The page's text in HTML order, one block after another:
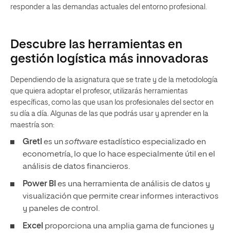
responder a las demandas actuales del entorno profesional.
Descubre las herramientas en
gestión logística más innovadoras
Dependiendo de la asignatura que se trate y de la metodología
que quiera adoptar el profesor, utilizarás herramientas
específicas, como las que usan los profesionales del sector en
su día a día. Algunas de las que podrás usar y aprender en la
maestría son:
Gretl es unsoftwareestadístico especializado en
econometría, lo que lo hace especialmente útil en el
análisis de datos financieros.
Power BI es una herramienta de análisis de datos y
visualización que permite crear informes interactivos
y paneles de control.
Excel proporciona una amplia gama de funciones y